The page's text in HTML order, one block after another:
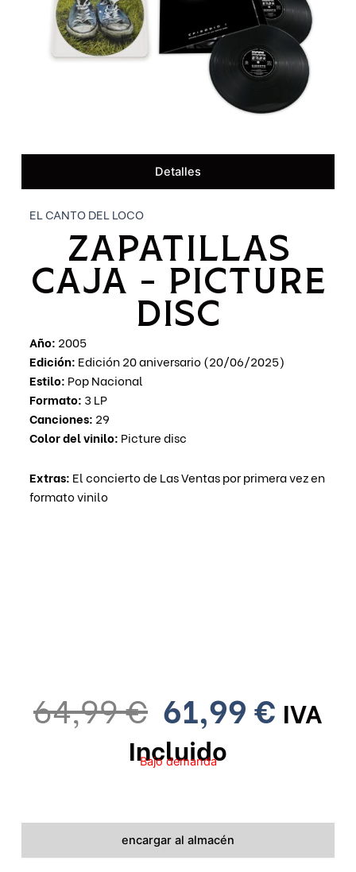
Detalles
encargar al almacén
EL CANTO DEL LOCO
ZAPATILLAS
CAJA – PICTURE
DISC
Año: 2005
Edición: Edición 20 aniversario (20/06/2025)
Estilo: Pop Nacional
Formato: 3 LP
Canciones: 29
Color del vinilo: Picture disc
Extras: El concierto de Las Ventas por primera vez en
formato vinilo
64,99€ El
Precio
Original
Era:
64,99 €.
61,99€ El
Es:
IVA
Incluido
Bajo demanda